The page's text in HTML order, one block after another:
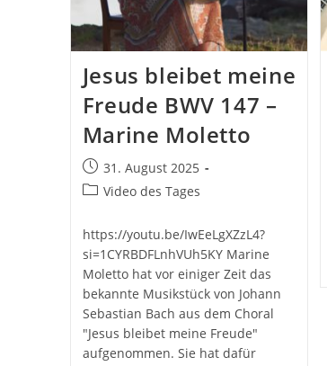
Jesus bleibet meine
Freude BWV 147 –
Marine Moletto
Beitrag
veröffentlicht:
31. August 2025
Beitrags-
Video des Tages
https://youtu.be/IwEeLgXZzL4?
si=1CYRBDFLnhVUh5KY Marine
Moletto hat vor einiger Zeit das
bekannte Musikstück von Johann
Sebastian Bach aus dem Choral
"Jesus bleibet meine Freude"
aufgenommen. Sie hat dafür